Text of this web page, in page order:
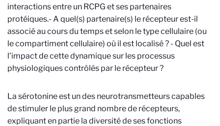
interactions entre un RCPG et ses partenaires
protéiques.- A quel(s) partenaire(s) le récepteur est-il
associé au cours du temps et selon le type cellulaire (ou
le compartiment cellulaire) où il est localisé ? - Quel est
l’impact de cette dynamique sur les processus
physiologiques contrôlés par le récepteur ?
La sérotonine est un des neurotransmetteurs capables
de stimuler le plus grand nombre de récepteurs,
expliquant en partie la diversité de ses fonctions